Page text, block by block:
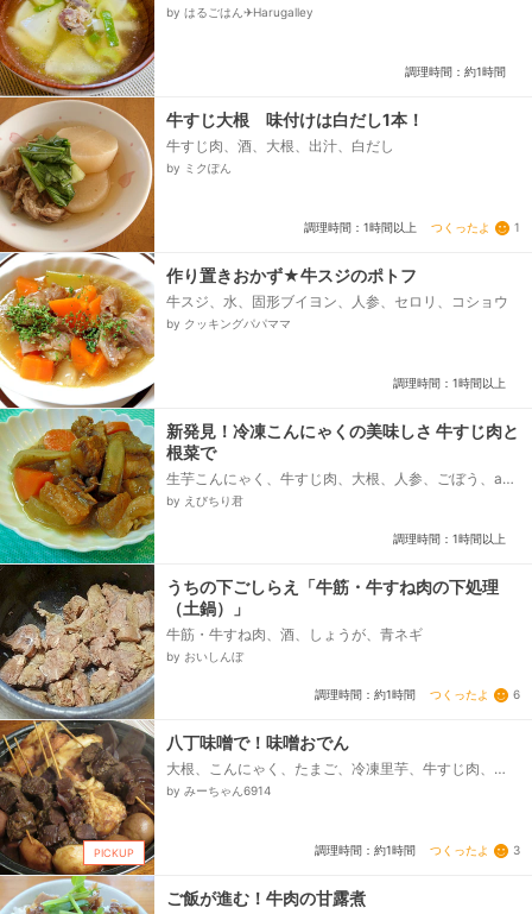
下処理用）、-スープ-、ダシダ（無ければ鶏がらスー
by はるごはん✈︎Harugalley
調理時間：約1時間
牛すじ大根 味付けは白だし1本！
牛すじ肉、酒、大根、出汁、白だし
by ミクぽん
調理時間：1時間以上 つくったよ 1
作り置きおかず★牛スジのポトフ
牛スジ、水、固形ブイヨン、人参、セロリ、コショウ
by クッキングパパママ
調理時間：1時間以上
新発見！冷凍こんにゃくの美味しさ 牛すじ肉と
根菜で
生芋こんにゃく、牛すじ肉、大根、人参、ごぼう、a、
醤油、a、みりん、a、砂糖、a、酒、a、生姜、a、鷹
by えびちり君
調理時間：1時間以上
うちの下ごしらえ「牛筋・牛すね肉の下処理
（土鍋）」
牛筋・牛すね肉、酒、しょうが、青ネギ
by おいしんぼ
調理時間：約1時間 つくったよ 6
PICKUP
八丁味噌で！味噌おでん
大根、こんにゃく、たまご、冷凍里芋、牛すじ肉、☆
だしパック、☆水、★八丁味噌、★砂糖、★みりん、
by みーちゃん6914
調理時間：約1時間 つくったよ 3
ご飯が進む！牛肉の甘露煮